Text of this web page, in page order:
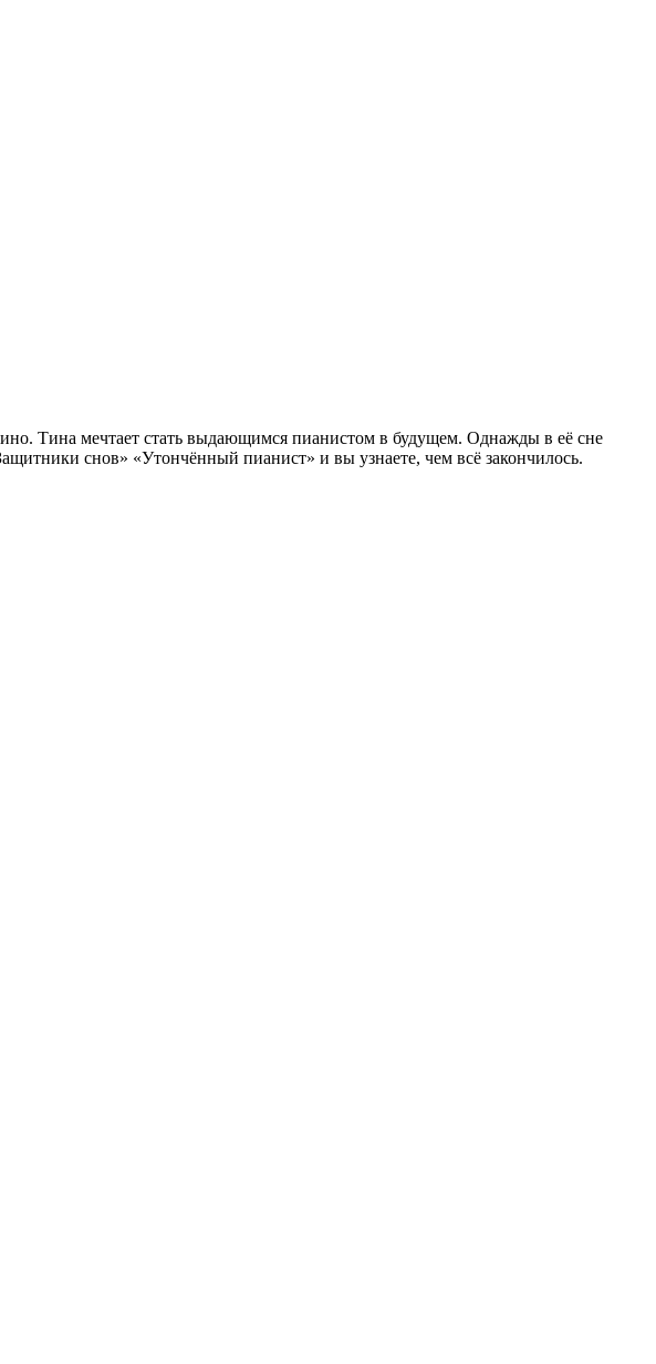
Тина мечтает стать выдающимся пианистом в будущем. Однажды в её сне
снов» «Утончённый пианист» и вы узнаете, чем всё закончилось.